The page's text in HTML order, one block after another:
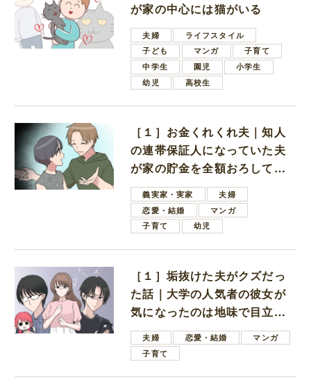
が家の中心には猫がいる
夫婦
ライフスタイル
子ども
マンガ
子育て
中学生
園児
小学生
幼児
高校生
［１］お金くれくれ夫｜知人
の連帯保証人になっていた夫
が家の貯金を全額おろしてほ
しいと言ってきた
義実家・実家
夫婦
恋愛・結婚
マンガ
子育て
幼児
［１］垢抜けた夫がクズだっ
た話｜大学の人気者の彼女が
気になったのは地味で目立た
ない男子学生
夫婦 恋愛・結婚
マンガ
子育て